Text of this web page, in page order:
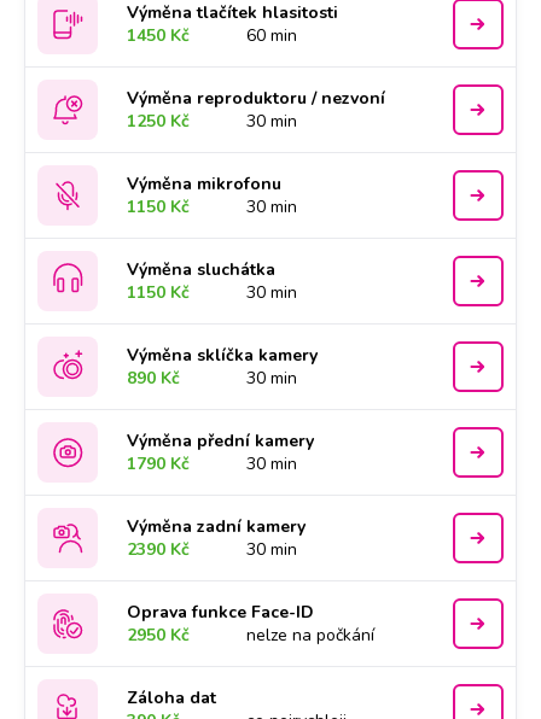
Výměna tlačítek hlasitosti
1450 Kč
60 min
Výměna reproduktoru / nezvoní
1250 Kč
30 min
Výměna mikrofonu
1150 Kč
30 min
Výměna sluchátka
1150 Kč
30 min
Výměna sklíčka kamery
890 Kč
30 min
Výměna přední kamery
1790 Kč
30 min
Výměna zadní kamery
2390 Kč
30 min
Oprava funkce Face-ID
2950 Kč
nelze na počkání
Záloha dat